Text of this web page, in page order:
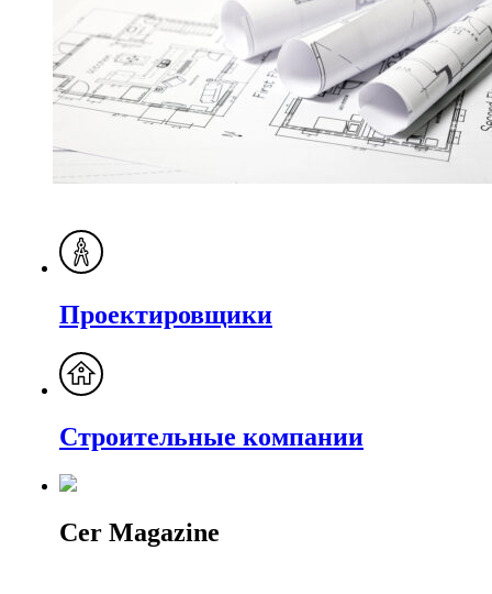
Проектировщики
Строительные компании
Cer Magazine